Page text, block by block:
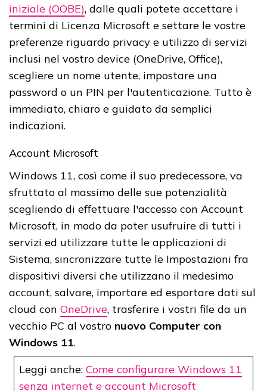
iniziale (OOBE), dalle quali potete accettare i
termini di Licenza Microsoft e settare le vostre
preferenze riguardo privacy e utilizzo di servizi
inclusi nel vostro device (OneDrive, Office),
scegliere un nome utente, impostare una
password o un PIN per l'autenticazione. Tutto è
immediato, chiaro e guidato da semplici
indicazioni.
Account Microsoft
Windows 11, così come il suo predecessore, va
sfruttato al massimo delle sue potenzialità
scegliendo di effettuare l'accesso con Account
Microsoft, in modo da poter usufruire di tutti i
servizi ed utilizzare tutte le applicazioni di
Sistema, sincronizzare tutte le Impostazioni fra
dispositivi diversi che utilizzano il medesimo
account, salvare, importare ed esportare dati sul
cloud con OneDrive, trasferire i vostri file da un
vecchio PC al vostro nuovo Computer con
Windows 11.
Leggi anche: Come configurare Windows 11
senza internet e account Microsoft